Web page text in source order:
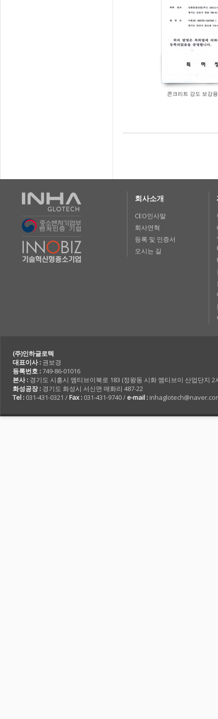
콘크리트 강도 보강
회사소개
CEO인사말
회사연혁
등록 및 인증서
오시는 길
(주)인하글로텍
대표이사 : 권보경
등록번호 : 749-86-01016
본사 : 경기도 시흥시 엠티브이북로 183 (정왕동 시화 엠티브이 산업단지 2
화성공장 : 경기도 화성시 서신면 매화리 487-22
Tel : 031-431-0321 /Fax : 031-431-9740 / e-mail :